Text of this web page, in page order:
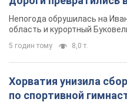
Европы основных
4 години тому 7,0 т.